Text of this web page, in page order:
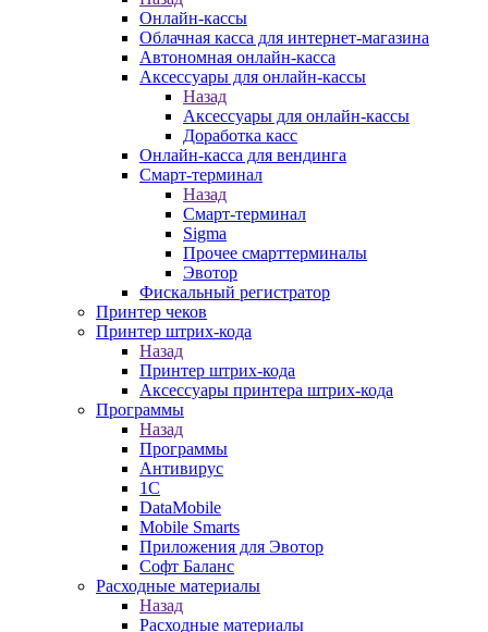
Онлайн-кассы
Облачная касса для интернет-магазина
Автономная онлайн-касса
Аксессуары для онлайн-кассы
Назад
Аксессуары для онлайн-кассы
Доработка касс
Онлайн-касса для вендинга
Смарт-терминал
Назад
Смарт-терминал
Sigma
Прочее смарттерминалы
Эвотор
Фискальный регистратор
Принтер чеков
Принтер штрих-кода
Назад
Принтер штрих-кода
Аксессуары принтера штрих-кода
Программы
Назад
Программы
Антивирус
1С
DataMobile
Mobile Smarts
Приложения для Эвотор
Софт Баланс
Расходные материалы
Назад
Расходные материалы